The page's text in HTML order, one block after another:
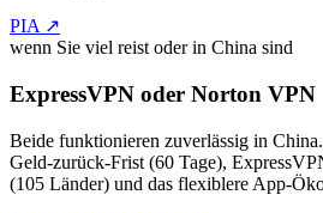
PIA ↗
wenn Sie viel reist oder in China sind
ExpressVPN oder Norton VPN
Beide funktionieren zuverlässig in
Geld-zurück-Frist (60 Tage),
(105 Länder) und das flexiblere App-